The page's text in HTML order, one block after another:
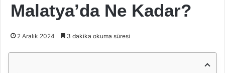
Malatya’da Ne Kadar?
2 Aralık 2024 3 dakika okuma süresi